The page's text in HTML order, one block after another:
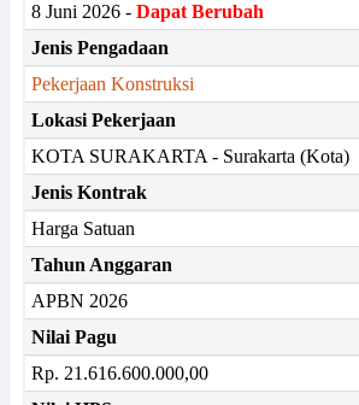
8 Juni 2026 - Dapat Berubah
Jenis Pengadaan
Pekerjaan Konstruksi
Lokasi Pekerjaan
KOTA SURAKARTA - Surakarta (Kota)
Jenis Kontrak
Harga Satuan
Tahun Anggaran
APBN 2026
Nilai Pagu
Rp. 21.616.600.000,00